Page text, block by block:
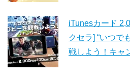
iTunesカード
クセラ] “いつで
戦しよう！キャ